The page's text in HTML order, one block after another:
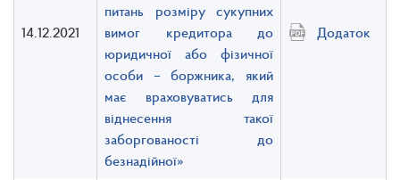
14.12.2021
питань розміру сукупних
вимог кредитора до
юридичної або фізичної
особи – боржника, який
має враховуватись для
віднесення такої
заборгованості до
безнадійної»
Додаток